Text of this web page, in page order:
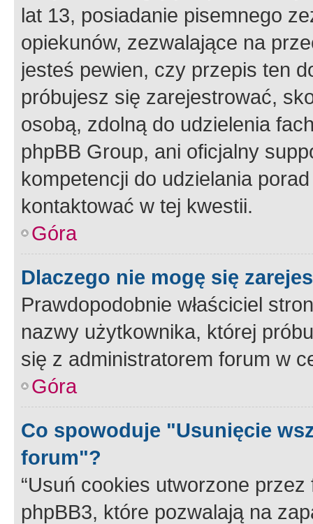
lat 13, posiadanie pisemnego
opiekunów, zezwalające na
jesteś pewien, czy przepis ten
próbujesz się zarejestrować,
osobą, zdolną do udzielenia
phpBB Group, ani oficjalny
kompetencji do udzielania
kontaktować w tej kwestii.
Góra
Dlaczego nie mogę się
Prawdopodobnie właściciel
nazwy użytkownika, której
się z administratorem forum w
Góra
Co spowoduje "Usunięcie
forum"?
“Usuń cookies utworzone
phpBB3, które pozwalają na